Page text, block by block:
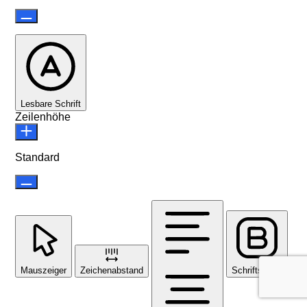
Lesbare Schrift
Zeilenhöhe
Standard
Mauszeiger Zeichenabstand Schriftstärke